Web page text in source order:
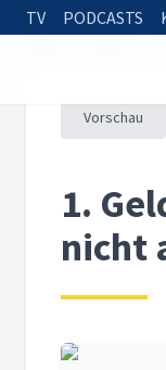
TV PODCASTS
Vorschau
1.
nicht